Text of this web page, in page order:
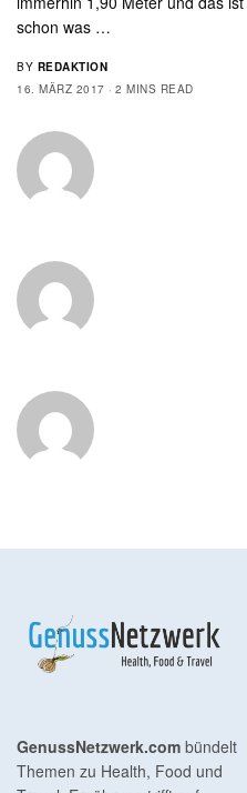
schon was …
BY REDAKTION
16. MÄRZ 2017
2 MINS READ
GenussNetzwerk.com bündelt
Themen zu Health, Food und